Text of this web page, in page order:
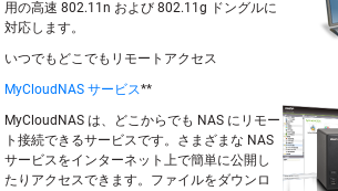
用の高速 802.11n および 802.11g ドングルに
対応します。
いつでもどこでもリモートアクセス
MyCloudNAS サービス**
MyCloudNAS は、どこからでも NAS にリモー
ト接続できるサービスです。さまざまな NAS
サービスをインターネット上で簡単に公開し
たりアクセスできます。ファイルをダウンロ